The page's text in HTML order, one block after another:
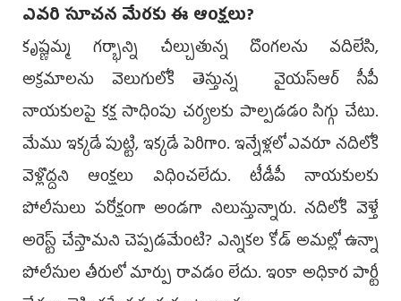
ఎవరి సూచన మేరకు ఈ ఆంక్షలు?
కృష్ణమ్మ గర్భాన్ని చీల్చుతున్న దొంగలను వదిలేసి,
అక్రమాలను వెలుగులోకి తెస్తున్న వైయ‌స్ఆర్‌ సీపీ
నాయకులపై కక్ష సాధింపు చర్యలకు పాల్పడడం సిగ్గు చేటు.
మేము ఇక్కడే పుట్టి, ఇక్కడే పెరిగాం. ఇన్నేళ్లలో ఎవరూ నదిలోకి
వెళ్లొద్దని ఆంక్షలు విధించలేదు. టీడీపీ నాయకులకు
పోలీసులు పరోక్షంగా అండగా నిలుస్తున్నారు. నదిలోకి వెళ్తే
అరెస్ట్‌ చేస్తామని చెప్పడమేంటి? ఎన్నికల కోడ్‌ అమల్లో ఉన్నా
పోలీసుల తీరులో మార్పు రావడం లేదు. ఇంకా అధికార పార్టీ